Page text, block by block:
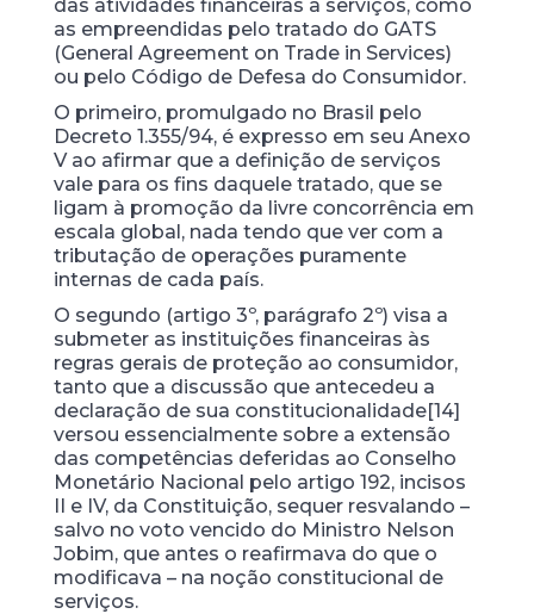
das atividades financeiras a serviços, como
as empreendidas pelo tratado do GATS
(General Agreement on Trade in Services)
ou pelo Código de Defesa do Consumidor.
O primeiro, promulgado no Brasil pelo
Decreto 1.355/94, é expresso em seu Anexo
V ao afirmar que a definição de serviços
vale para os fins daquele tratado, que se
ligam à promoção da livre concorrência em
escala global, nada tendo que ver com a
tributação de operações puramente
internas de cada país.
O segundo (artigo 3º, parágrafo 2º) visa a
submeter as instituições financeiras às
regras gerais de proteção ao consumidor,
tanto que a discussão que antecedeu a
declaração de sua constitucionalidade[14]
versou essencialmente sobre a extensão
das competências deferidas ao Conselho
Monetário Nacional pelo artigo 192, incisos
II e IV, da Constituição, sequer resvalando –
salvo no voto vencido do Ministro Nelson
Jobim, que antes o reafirmava do que o
modificava – na noção constitucional de
serviços.